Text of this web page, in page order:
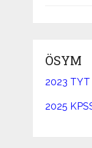
ÖSYM
2023 TYT
2025